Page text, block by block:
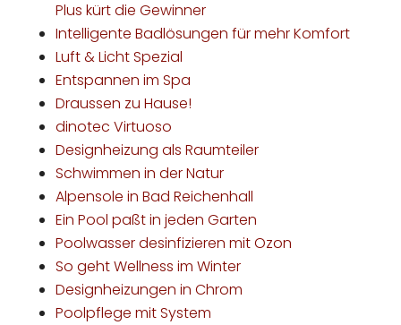
Plus kürt die Gewinner
Intelligente Badlösungen für mehr Komfort
Luft & Licht Spezial
Entspannen im Spa
Draussen zu Hause!
dinotec Virtuoso
Designheizung als Raumteiler
Schwimmen in der Natur
Alpensole in Bad Reichenhall
Ein Pool paßt in jeden Garten
Poolwasser desinfizieren mit Ozon
So geht Wellness im Winter
Designheizungen in Chrom
Poolpflege mit System